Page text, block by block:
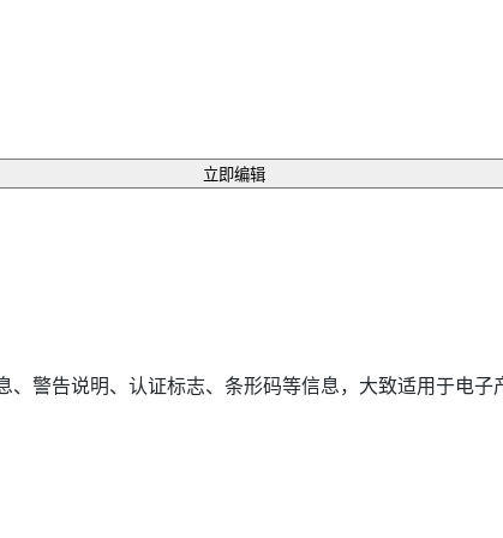
立即编辑
警告说明、认证标志、条形码等信息，大致适用于电子